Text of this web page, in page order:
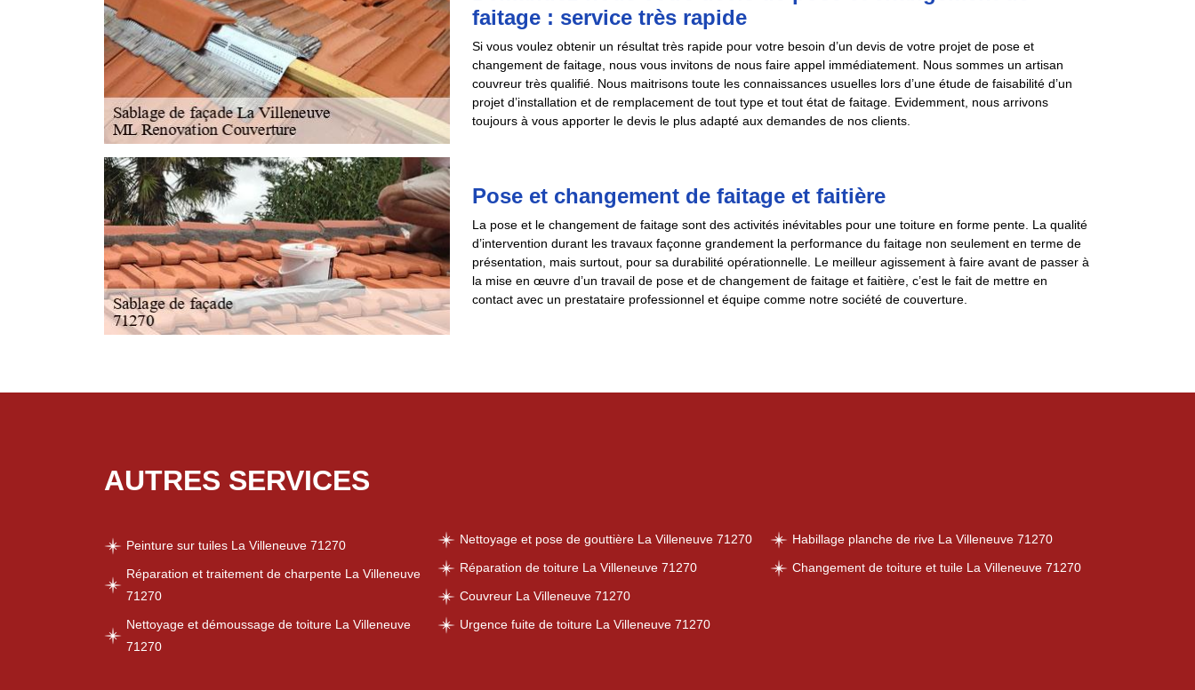
faitage : service très rapide
Si vous voulez obtenir un résultat très rapide pour votre besoin d’un devis de votre projet de pose et
changement de faitage, nous vous invitons de nous faire appel immédiatement. Nous sommes un artisan
couvreur très qualifié. Nous maitrisons toute les connaissances usuelles lors d’une étude de faisabilité d’un
projet d’installation et de remplacement de tout type et tout état de faitage. Evidemment, nous arrivons
toujours à vous apporter le devis le plus adapté aux demandes de nos clients.
Pose et changement de faitage et faitière
La pose et le changement de faitage sont des activités inévitables pour une toiture en forme pente. La qualité
d’intervention durant les travaux façonne grandement la performance du faitage non seulement en terme de
présentation, mais surtout, pour sa durabilité opérationnelle. Le meilleur agissement à faire avant de passer à
la mise en œuvre d’un travail de pose et de changement de faitage et faitière, c’est le fait de mettre en
contact avec un prestataire professionnel et équipe comme notre société de couverture.
AUTRES SERVICES
Peinture sur tuiles La Villeneuve 71270
Réparation et traitement de charpente La Villeneuve
71270
Nettoyage et démoussage de toiture La Villeneuve
71270
Nettoyage et pose de gouttière La Villeneuve 71270
Réparation de toiture La Villeneuve 71270
Couvreur La Villeneuve 71270
Urgence fuite de toiture La Villeneuve 71270
Habillage planche de rive La Villeneuve 71270
Changement de toiture et tuile La Villeneuve 71270